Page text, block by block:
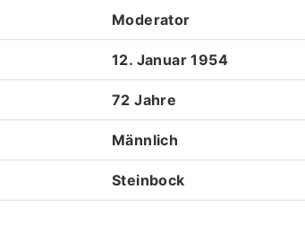
Moderator
12. Januar 1954
72 Jahre
Männlich
Steinbock